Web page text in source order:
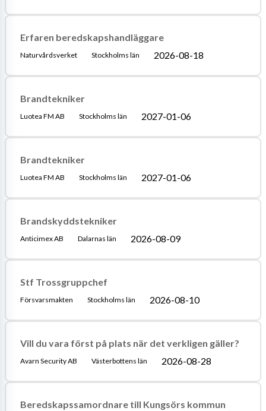
Erfaren beredskapshandläggare
Naturvårdsverket Stockholms län 2026-08-18
Brandtekniker
Luotea FM AB Stockholms län 2027-01-06
Brandtekniker
Luotea FM AB Stockholms län 2027-01-06
Brandskyddstekniker
Anticimex AB Dalarnas län 2026-08-09
Stf Trossgruppchef
Försvarsmakten Stockholms län 2026-08-10
Vill du vara först på plats när det verkligen gäller?
Avarn Security AB Västerbottens län 2026-08-28
Beredskapssamordnare till Kungsörs kommun